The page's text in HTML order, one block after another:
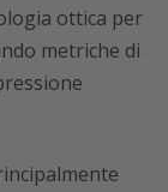
ottica per
metriche di